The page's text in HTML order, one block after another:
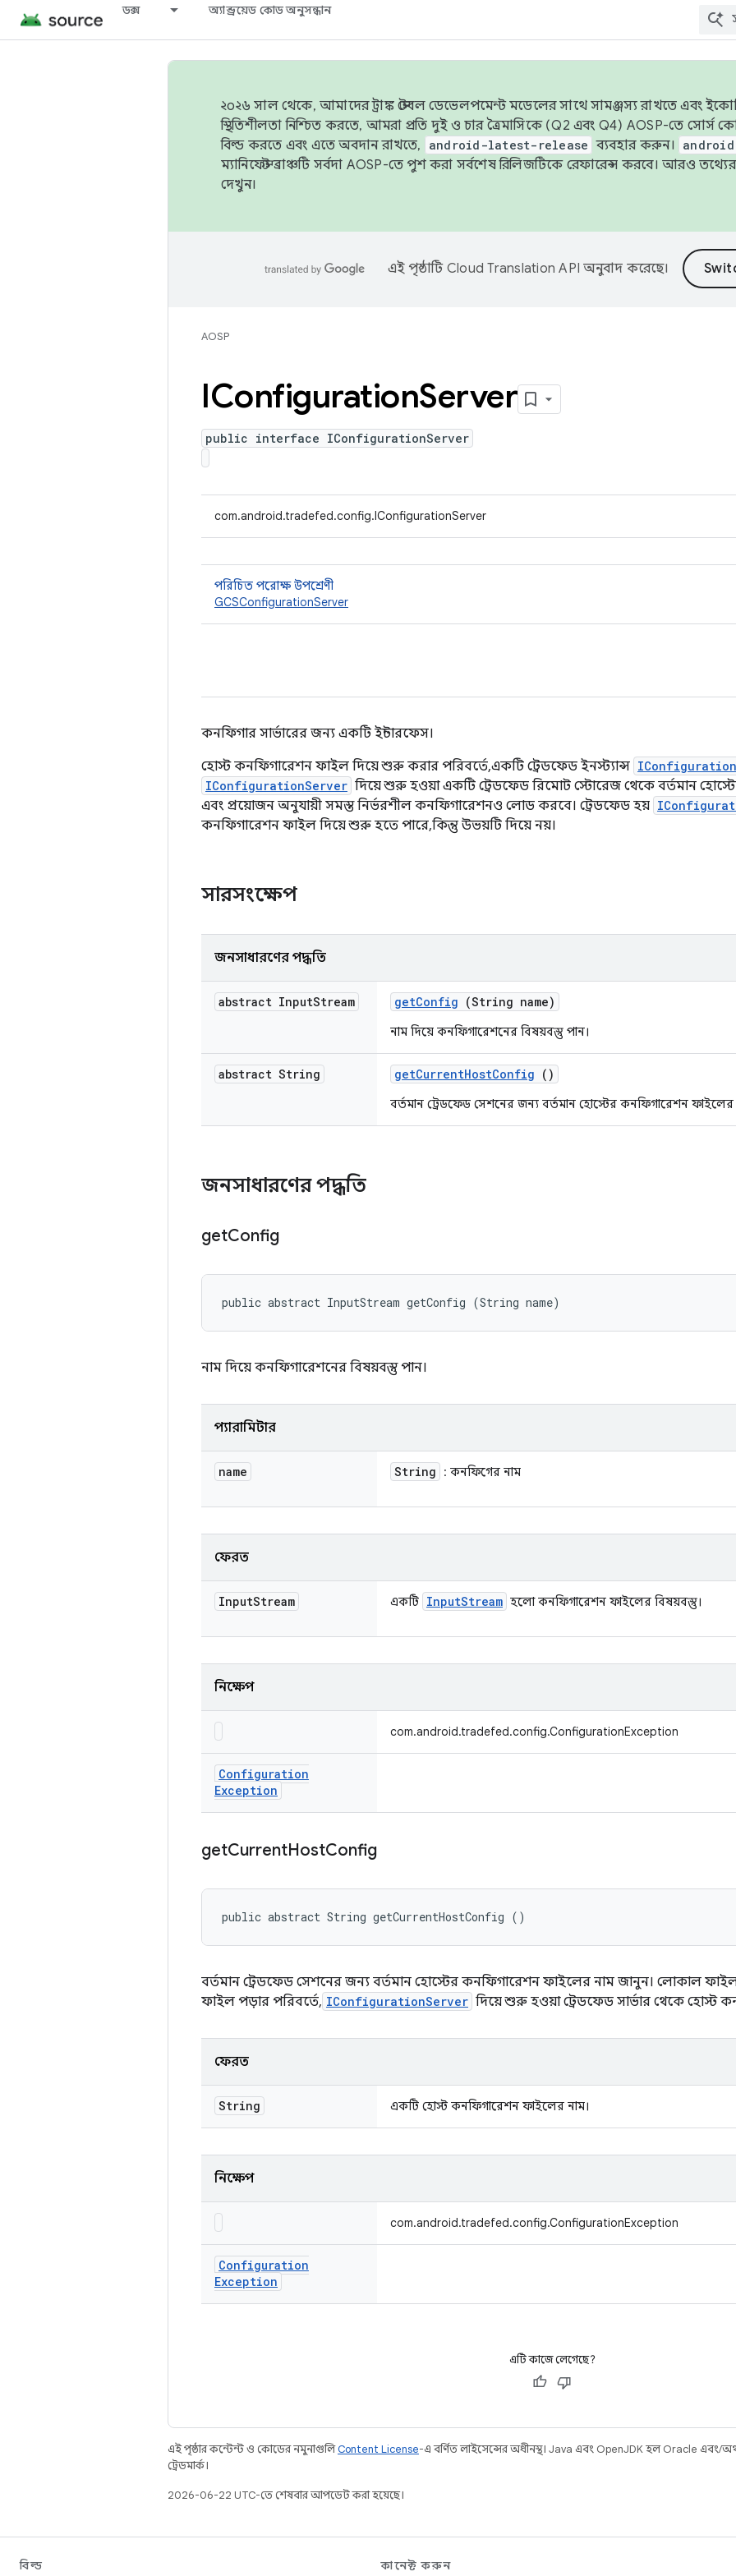
ডক্স অ্যান্ড্রয়েড কোড অনুসন্ধান
২০২৬ সাল থেকে, আমাদের ট্রাঙ্ক স্টেবল ডেভেলপমেন্ট মডেলের সাথে সামঞ্জস্য রাখতে এবং
স্থিতিশীলতা নিশ্চিত করতে, আমরা প্রতি দুই ও চার ত্রৈমাসিকে (Q2 এবং Q4) AOSP-তে সোর্স
বিল্ড করতে এবং এতে অবদান রাখতে,
android-latest-release ব্যবহার করুন।
ম্যানিফেস্ট ব্রাঞ্চটি সর্বদা AOSP-তে পুশ করা সর্বশেষ রিলিজটিকে রেফারেন্স করবে। আরও
দেখুন।
এই পৃষ্ঠাটি Cloud Translation API অনুবাদ করেছে।
AOSP
IConfigurationServer
public interface IConfigurationServer
com.android.tradefed.config.IConfigurationServer
পরিচিত পরোক্ষ উপশ্রেণী
GCSConfigurationServer
কনফিগার সার্ভারের জন্য একটি ইন্টারফেস।
হোস্ট কনফিগারেশন ফাইল দিয়ে শুরু করার পরিবর্তে, একটি ট্রেডফেড ইনস্ট্যান্স
IConfigurationServer দিয়ে শুরু হওয়া একটি ট্রেডফেড রিমোট স্টোরেজ থেকে বর্তমান
এবং প্রয়োজন অনুযায়ী সমস্ত নির্ভরশীল কনফিগারেশনও লোড করবে। ট্রেডফেড হয়
কনফিগারেশন ফাইল দিয়ে শুরু হতে পারে, কিন্তু উভয়টি দিয়ে নয়।
সারসংক্ষেপ
জনসাধারণের পদ্ধতি
abstract InputStream getConfig (String name)
নাম দিয়ে কনফিগারেশনের বিষয়বস্তু পান।
abstract String getCurrentHostConfig ()
বর্তমান ট্রেডফেড সেশনের জন্য বর্তমান হোস্টের কনফিগারেশন ফাইলের
জনসাধারণের পদ্ধতি
getConfig
public abstract InputStream getConfig (String name)
নাম দিয়ে কনফিগারেশনের বিষয়বস্তু পান।
প্যারামিটার
name String : কনফিগের নাম
ফেরত
InputStream একটি InputStream হলো কনফিগারেশন ফাইলের বিষয়বস্তু।
নিক্ষেপ
com.android.tradefed.config.ConfigurationException
Configuration
Exception
getCurrentHostConfig
public abstract String getCurrentHostConfig ()
বর্তমান ট্রেডফেড সেশনের জন্য বর্তমান হোস্টের কনফিগারেশন ফাইলের নাম জানুন। লোকাল
ফাইল পড়ার পরিবর্তে, IConfigurationServer দিয়ে শুরু হওয়া ট্রেডফেড সার্ভার থেকে হোস্ট
ফেরত
String একটি হোস্ট কনফিগারেশন ফাইলের নাম।
নিক্ষেপ
com.android.tradefed.config.ConfigurationException
Configuration
Exception
এটি কাজে লেগেছে?
এই পৃষ্ঠার কন্টেন্ট ও কোডের নমুনাগুলিContent License-এ বর্ণিত লাইসেন্সের অধীনস্থ। Java এবং OpenJDK হল Oracle এবং/
ট্রেডমার্ক।
2026-06-22 UTC-তে শেষবার আপডেট করা হয়েছে।
বিল্ড কানেক্ট করুন